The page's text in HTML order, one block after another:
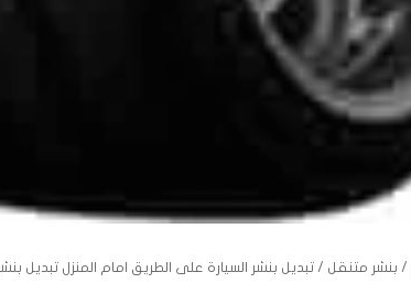
/ بنشر متنقل / تبديل بنشر السيارة على الطريق امام المنزل تبديل بنشر